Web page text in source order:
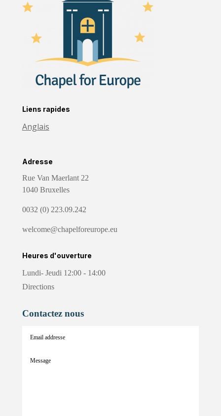
Liens rapides
Anglais
Adresse
Rue Van Maerlant 22
1040 Bruxelles
0032 (0) 223.09.242
welcome@chapelforeurope.eu
Heures d'ouverture
Lundi- Jeudi 12:00 - 14:00
Directions
Contactez nous